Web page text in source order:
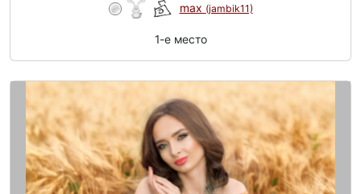
max (jambik11)
1-e место